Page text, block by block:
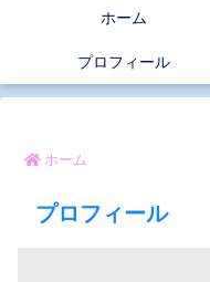
ホーム
プロフィール
ホーム
プロフィール